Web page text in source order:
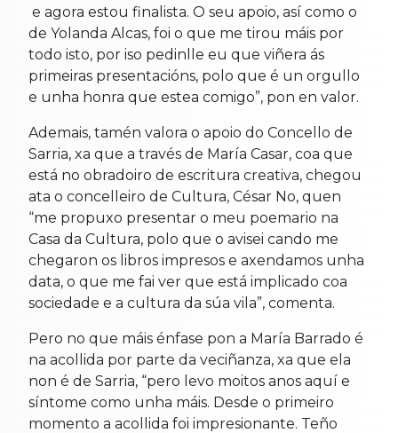
e agora estou finalista. O seu apoio, así como o
de Yolanda Alcas, foi o que me tirou máis por
todo isto, por iso pedinlle eu que viñera ás
primeiras presentacións, polo que é un orgullo
e unha honra que estea comigo”, pon en valor.
Ademais, tamén valora o apoio do Concello de
Sarria, xa que a través de María Casar, coa que
está no obradoiro de escritura creativa, chegou
ata o concelleiro de Cultura, César No, quen
“me propuxo presentar o meu poemario na
Casa da Cultura, polo que o avisei cando me
chegaron os libros impresos e axendamos unha
data, o que me fai ver que está implicado coa
sociedade e a cultura da súa vila”, comenta.
Pero no que máis énfase pon a María Barrado é
na acollida por parte da veciñanza, xa que ela
non é de Sarria, “pero levo moitos anos aquí e
síntome como unha máis. Desde o primeiro
momento a acollida foi impresionante. Teño